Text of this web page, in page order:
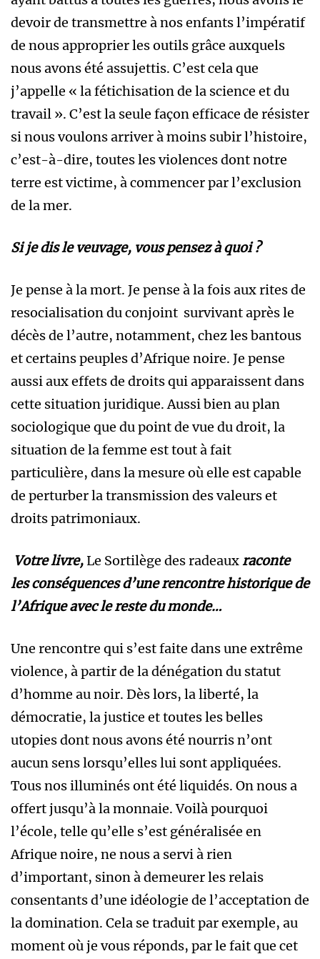
devoir de transmettre à nos enfants l’impératif
de nous approprier les outils grâce auxquels
nous avons été assujettis. C’est cela que
j’appelle « la fétichisation de la science et du
travail ». C’est la seule façon efficace de résister
si nous voulons arriver à moins subir l’histoire,
c’est-à-dire, toutes les violences dont notre
terre est victime, à commencer par l’exclusion
de la mer.
Si je dis le veuvage, vous pensez à quoi ?
Je pense à la mort. Je pense à la fois aux rites de
resocialisation du conjoint survivant après le
décès de l’autre, notamment, chez les bantous
et certains peuples d’Afrique noire. Je pense
aussi aux effets de droits qui apparaissent dans
cette situation juridique. Aussi bien au plan
sociologique que du point de vue du droit, la
situation de la femme est tout à fait
particulière, dans la mesure où elle est capable
de perturber la transmission des valeurs et
droits patrimoniaux.
Votre livre,Le Sortilège des radeauxraconte
les conséquences d’une rencontre historique de
l’Afrique avec le reste du monde…
Une rencontre qui s’est faite dans une extrême
violence, à partir de la dénégation du statut
d’homme au noir. Dès lors, la liberté, la
démocratie, la justice et toutes les belles
utopies dont nous avons été nourris n’ont
aucun sens lorsqu’elles lui sont appliquées.
Tous nos illuminés ont été liquidés. On nous a
offert jusqu’à la monnaie. Voilà pourquoi
l’école, telle qu’elle s’est généralisée en
Afrique noire, ne nous a servi à rien
d’important, sinon à demeurer les relais
consentants d’une idéologie de l’acceptation de
la domination. Cela se traduit par exemple, au
moment où je vous réponds, par le fait que cet